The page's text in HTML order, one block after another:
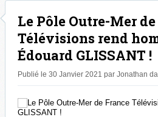
Le Pôle Outre-Mer
Télévisions rend
Édouard GLISSANT !
Publié le 30 Janvier 2021 par Jonathan